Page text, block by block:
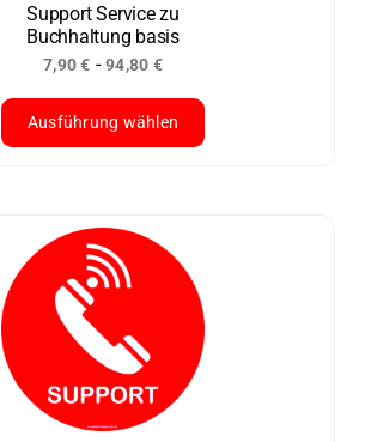
Produktseite
gewählt
werden
Support Service zu
Buchhaltung basis
7,90€ -94,80 €
Ausführung wählen
mehrere
Varianten
auf.
Die
Optionen
können